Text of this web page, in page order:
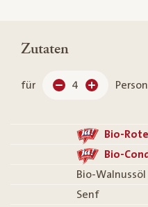
Zutaten
für 4
Bio-
Bio-
Bio-Walnussöl
Senf